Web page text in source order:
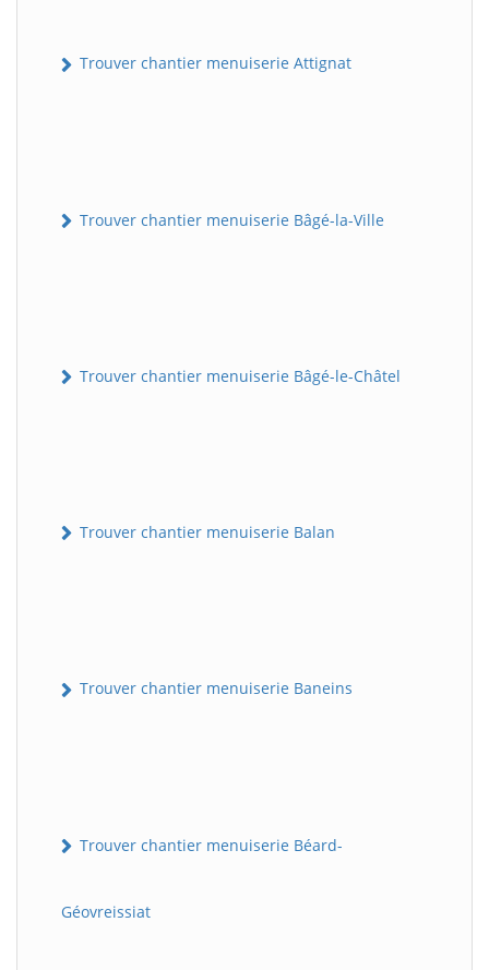
Trouver chantier menuiserie Attignat
Trouver chantier menuiserie Bâgé-la-Ville
Trouver chantier menuiserie Bâgé-le-Châtel
Trouver chantier menuiserie Balan
Trouver chantier menuiserie Baneins
Trouver chantier menuiserie Béard-
Géovreissiat